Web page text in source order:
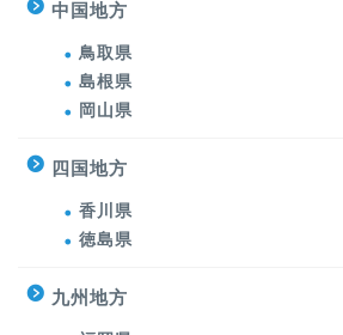
中国地方
鳥取県
島根県
岡山県
四国地方
香川県
徳島県
九州地方